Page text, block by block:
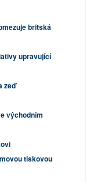
britská
upravující
zeď
východním
tiskovou